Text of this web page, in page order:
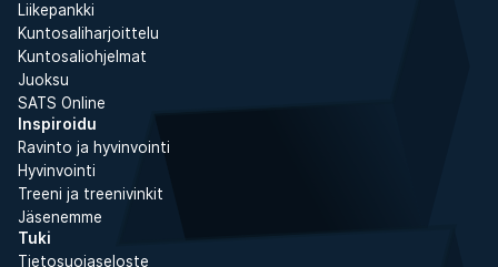
Liikepankki
Kuntosaliharjoittelu
Kuntosaliohjelmat
Juoksu
SATS Online
Inspiroidu
Ravinto ja hyvinvointi
Hyvinvointi
Treeni ja treenivinkit
Jäsenemme
Tuki
Tietosuojaseloste